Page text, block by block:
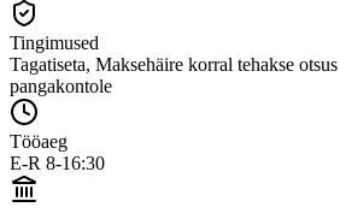
Tingimused
Tagatiseta, Maksehäire korral tehakse
pangakontole
Tööaeg
E-R 8-16:30